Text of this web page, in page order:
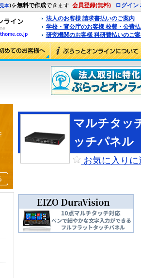
見本)を無料で作成できます 会員登録(無料) ログイン
法人のお客様 請求書払いのご案内
学校・官公庁のお客様 校費・公費
研究機関のお客様 科研費払いのご
マルチタッ
ッチパネ
お気に入り